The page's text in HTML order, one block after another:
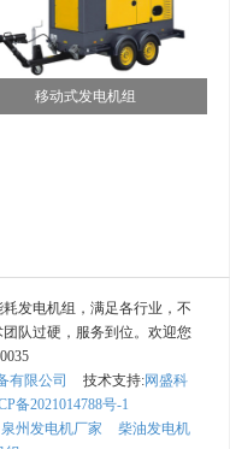
移动式发电机组
发电机组，满足各行业，不
队过硬，服务到位。欢迎您
有限公司 技术支持:网盛科
备2021014788号-1
泉州发电机厂家
柴油发电机